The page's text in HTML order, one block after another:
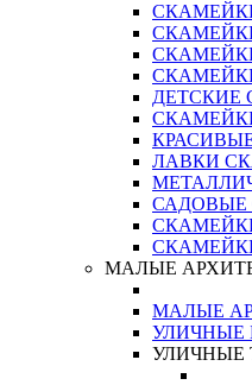
ДЕТСКИЕ
ЛАВКИ
САДОВЫЕ
МАЛЫЕ
МАЛЫЕ
УЛИЧНЫЕ
УЛИЧНЫЕ